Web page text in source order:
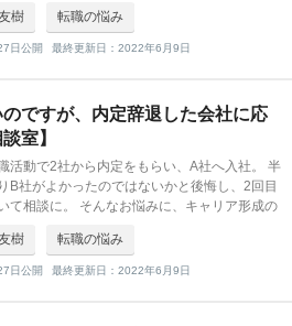
粟野氏がお答えします
樹 転職の悩み
日公開 最終更新日：2022年6月9日
ですが、内定辞退した会社に応
室】
活動で2社から内定をもらい、A社へ入社。 半
B社がよかったのではないかと後悔し、2回目
て相談に。 そんなお悩みに、キャリア形成の
樹 転職の悩み
日公開 最終更新日：2022年6月9日